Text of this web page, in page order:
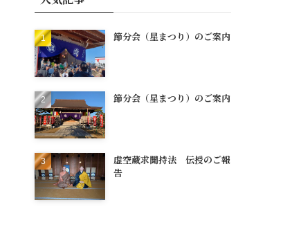
節分会（星まつり）のご案内
節分会（星まつり）のご案内
虚空蔵求聞持法 伝授のご報
告